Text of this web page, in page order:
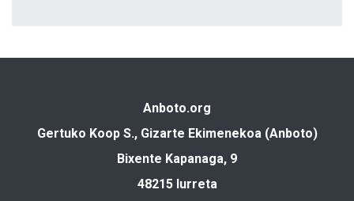
Anboto.org
Gertuko Koop S., Gizarte Ekimenekoa (Anboto)
Bixente Kapanaga, 9
48215 Iurreta